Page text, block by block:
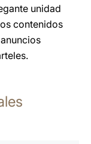
unidad
contenidos